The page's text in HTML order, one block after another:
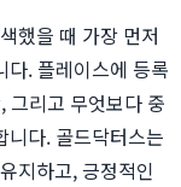
했을 때 가장 먼저
. 플레이스에 등록
그리고 무엇보다 중
다. 골드닥터스는
지하고, 긍정적인